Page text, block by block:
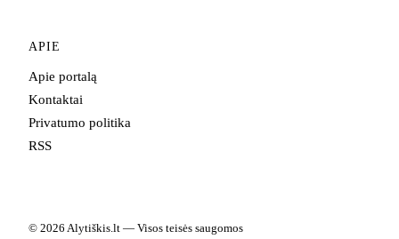
APIE
Apie portalą
Kontaktai
Privatumo politika
RSS
© 2026 Alytiškis.lt — Visos teisės saugomos